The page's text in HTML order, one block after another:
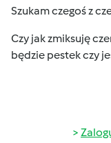
Szukam czegoś z
Czy jak zmiksuję
będzie pestek czy